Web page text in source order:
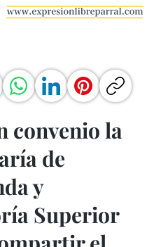
convenio la
de
y
Superior